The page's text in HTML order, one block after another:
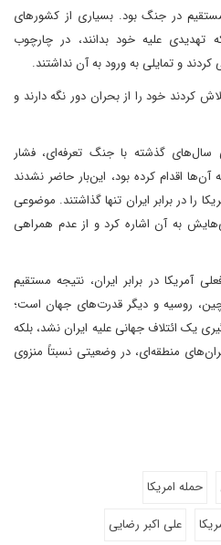
در جنگ بود. بسیاری از کشورهای
تهدیدی علیه خود بدانند، در چارچوب
و تمایلی به ورود به آن نداشتند.
کردند خود را از بحران دور نگه دارند و
گذشته با جنگ تعرفه‌ای، فشار
اقدام کرده بود، این‌بار حاضر نشدند
را در برابر ایران تنها گذاشتند. موضوعی
به آن اشاره کرد و از عدم همراهی
در برابر ایران، نتیجه مستقیم
چین، روسیه و دیگر قدرت‌های جهان است؛
یک ائتلاف جهانی علیه ایران نشد، بلکه
منطقه‌ای، در وضعیتی نسبتاً منزوی
حمله امریکا
علی اکبر رضایی